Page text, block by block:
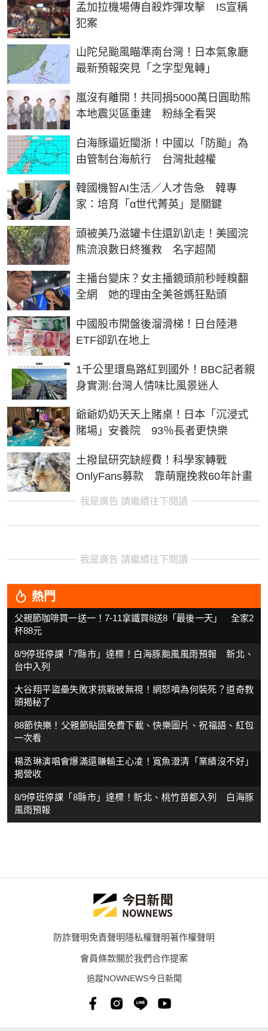
孟加拉機場傳自殺炸彈攻擊 IS宣稱
犯案
山陀兒颱風瞄準南台灣！日本氣象廳
最新預報突見「之字型鬼轉」
嵐沒有離開！共同捐5000萬日圓助熊
本地震災區重建 粉絲全看哭
白海豚逼近閩浙！中國以「防颱」為
由管制台海航行 台灣批越權
韓國機智AI生活／人才告急 韓專
家：培育「α世代菁英」是關鍵
頭被美乃滋罐卡住還趴趴走！美國浣
熊流浪數日終獲救 名字超鬧
主播台變床？女主播鏡頭前秒睡糗翻
全網 她的理由全美爸媽狂點頭
中國股市開盤後溜滑梯！日台陸港
ETF卻趴在地上
1千公里環島路紅到國外！BBC記者親
身實測:台灣人情味比風景迷人
爺爺奶奶天天上賭桌！日本「沉浸式
賭場」安養院 93％長者更快樂
土撥鼠研究缺經費！科學家轉戰
OnlyFans募款 靠萌寵挽救60年計畫
我是廣告 請繼續往下閱讀
我是廣告 請繼續往下閱讀
熱門
父親節咖啡買一送一！7-11拿鐵買8送8「最後一天」 全家2
杯88元
8/9停班停課「7縣市」達標！白海豚颱風風雨預報 新北、
台中入列
大谷翔平盜壘失敗求挑戰被無視！網怒噴為何裝死？道奇教
頭揭秘了
88節快樂！父親節貼圖免費下載、快樂圖片、祝福語、紅包
一次看
楊丞琳演唱會爆滿還賺輸王心凌！寬魚澄清「業績沒不好」
揭營收
8/9停班停課「8縣市」達標！新北、桃竹苗都入列 白海豚
風雨預報
防詐聲明免責聲明隱私權聲明著作權聲明
會員條款關於我們合作提案
追蹤NOWNEWS今日新聞